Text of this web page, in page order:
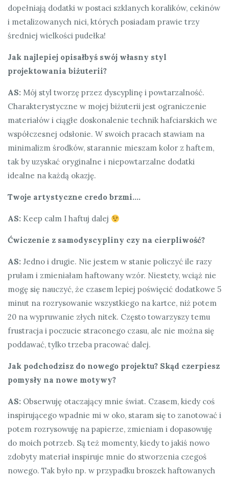
dopełniają dodatki w postaci szklanych koralików, cekinów
i metalizowanych nici, których posiadam prawie trzy
średniej wielkości pudełka!
Jak najlepiej opisałbyś swój własny styl
projektowania biżuterii?
AS: Mój styl tworzę przez dyscyplinę i powtarzalność.
Charakterystyczne w mojej biżuterii jest ograniczenie
materiałów i ciągłe doskonalenie technik hafciarskich we
współczesnej odsłonie. W swoich pracach stawiam na
minimalizm środków, starannie mieszam kolor z haftem,
tak by uzyskać oryginalne i niepowtarzalne dodatki
idealne na każdą okazję.
Twoje artystyczne credo brzmi….
AS: Keep calm I haftuj dalej
Ćwiczenie z samodyscypliny czy na cierpliwość?
AS: Jedno i drugie. Nie jestem w stanie policzyć ile razy
prułam i zmieniałam haftowany wzór. Niestety, wciąż nie
mogę się nauczyć, że czasem lepiej poświęcić dodatkowe 5
minut na rozrysowanie wszystkiego na kartce, niż potem
20 na wypruwanie złych nitek. Często towarzyszy temu
frustracja i poczucie straconego czasu, ale nie można się
poddawać, tylko trzeba pracować dalej.
Jak podchodzisz do nowego projektu? Skąd czerpiesz
pomysły na nowe motywy?
AS: Obserwuję otaczający mnie świat. Czasem, kiedy coś
inspirującego wpadnie mi w oko, staram się to zanotować i
potem rozrysowuję na papierze, zmieniam i dopasowuję
do moich potrzeb. Są też momenty, kiedy to jakiś nowo
zdobyty materiał inspiruje mnie do stworzenia czegoś
nowego. Tak było np. w przypadku broszek haftowanych